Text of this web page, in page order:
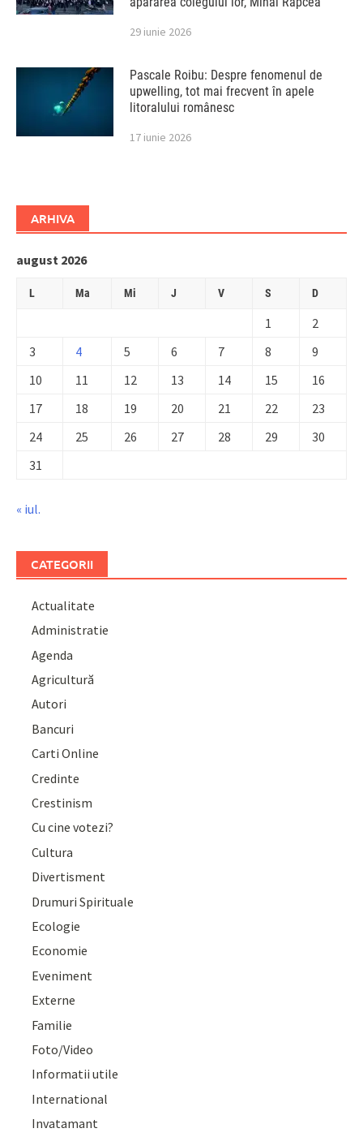
29 iunie 2026
Pascale Roibu: Despre fenomenul de
upwelling, tot mai frecvent în apele
litoralului românesc
17 iunie 2026
ARHIVA
august 2026
L Ma Mi J V S D
1
2
3
4 5 6 7 8
9
10
11 12 13 14 15
16
17
18 19 20 21 22
23
24
25 26 27 28 29
30
31
« iul.
CATEGORII
Actualitate
Administratie
Agenda
Agricultură
Autori
Bancuri
Carti Online
Credinte
Crestinism
Cu cine votezi?
Cultura
Divertisment
Drumuri Spirituale
Ecologie
Economie
Eveniment
Externe
Familie
Foto/Video
Informatii utile
International
Invatamant